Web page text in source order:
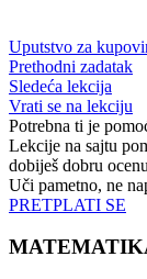
Uputstvo za
Prethodni zadatak
Sledeća lekcija
Vrati se na lekciju
Potrebna ti je
Lekcije na sajtu
dobiješ dobru
Uči pametno, ne
PRETPLATI SE